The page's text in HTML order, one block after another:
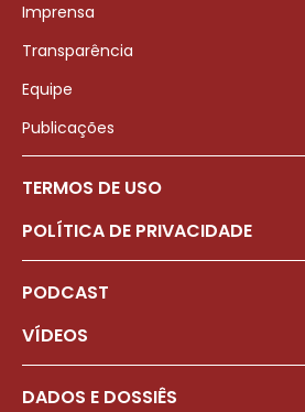
Imprensa
Transparência
Equipe
Publicações
TERMOS DE USO
POLÍTICA DE PRIVACIDADE
PODCAST
VÍDEOS
DADOS E DOSSIÊS